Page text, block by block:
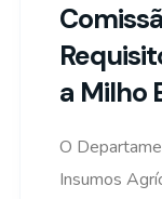
A Milho
O
Insumos